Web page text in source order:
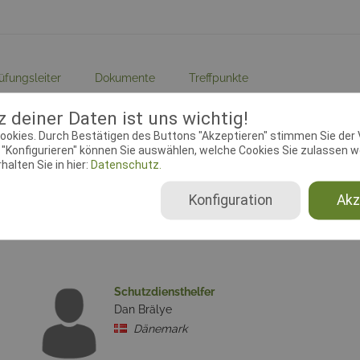
deiner Daten ist uns wichtig!
Durch Bestätigen des Buttons "Akzeptieren" stimmen Sie der
können Sie auswählen, welche Cookies Sie zulassen
Sie in hier: Datenschutz.
Konfiguration
Dokumente Treffpunkte
31.01.2017 00:00:00 Meldeschluss:
FCI-IGP, Begleithundprüfung Ausrichtender Verein: Kreds
Schutzdiensthelfer
Dan Brälye
Dänemark